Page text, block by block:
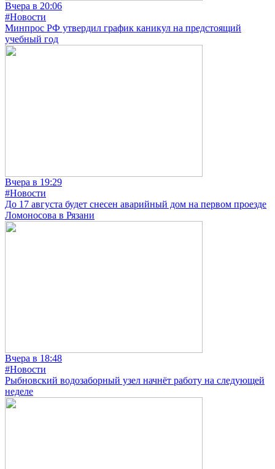
Вчера в 20:06
#Новости
Минпрос РФ утвердил график каникул на предстоящий
учебный год
Вчера в 19:29
#Новости
До 17 августа будет снесен аварийный дом на первом проезде
Ломоносова в Рязани
Вчера в 18:48
#Новости
Рыбновский водозаборный узел начнёт работу на следующей
неделе